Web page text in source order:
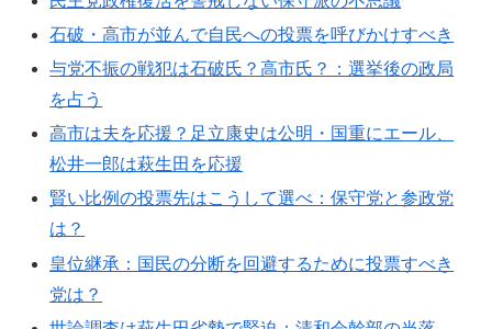
石破・高市が並んで自民への投票を呼びかけすべき
与党不振の戦犯は石破氏？高市氏？：選挙後の政局
を占う
高市は夫を応援？足立康史は公明・国重にエール、
松井一郎は萩生田を応援
賢い比例の投票先はこうして選べ：保守党と参政党
は？
皇位継承：国民の分断を回避するために投票すべき
党は？